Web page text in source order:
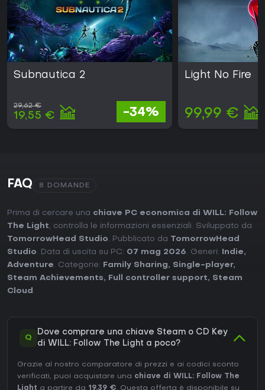
Subnautica 2
29,62 €
19,55 € -34%
Light No Fire
99,99 €
FAQ 8 DOMANDE
Prima di cercare una chiave PC economica di WILL: Follow
The Light, controlla le informazioni essenziali. Sviluppato da
TomorrowHead Studio. Pubblicato da TomorrowHead
Studio. Data di uscita su PC: 07 mag 2026. Generi: Indie,
Adventure. Categorie: Family Sharing, Single-player,
Steam Achievements, Full controller support, Steam
Cloud .
Q
Dove comprare una chiave Steam o CD Key
di WILL: Follow The Light a poco?
Grazie al nostro comparatore di prezzi e ai codici sconto
verificati, puoi acquistare una chiave di WILL: Follow The
Light a partire da 19,39 €. Questa offerta è disponibile su